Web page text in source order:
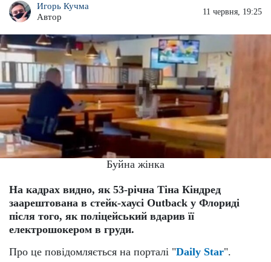
Игорь Кучма
Автор
11 червня, 19:25
Буйна жінка
На кадрах видно, як 53-річна Тіна Кіндред
заарештована в стейк-хаусі Outback у Флориді
після того, як поліцейський вдарив її
електрошокером в груди.
Про це повідомляється на порталі "Daily Star".